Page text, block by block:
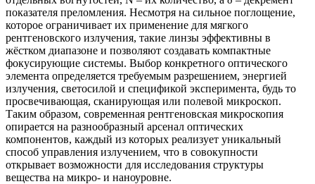
показателя преломления. Несмотря на сильное поглощение,
которое ограничивает их применение для мягкого
рентгеновского излучения, такие линзы эффективны в
жёстком диапазоне и позволяют создавать компактные
фокусирующие системы. Выбор конкретного оптического
элемента определяется требуемым разрешением, энергией
излучения, светосилой и спецификой эксперимента, будь то
просвечивающая, сканирующая или полевой микроскоп.
Таким образом, современная рентгеновская микроскопия
опирается на разнообразный арсенал оптических
компонентов, каждый из которых реализует уникальный
способ управления излучением, что в совокупности
открывает возможности для исследования структуры
вещества на микро- и наноуровне.